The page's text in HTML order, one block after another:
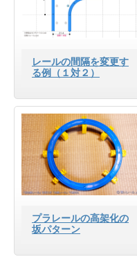
レールの間隔を変更す
る例（１対２）
プラレールの高架化の
坂パターン